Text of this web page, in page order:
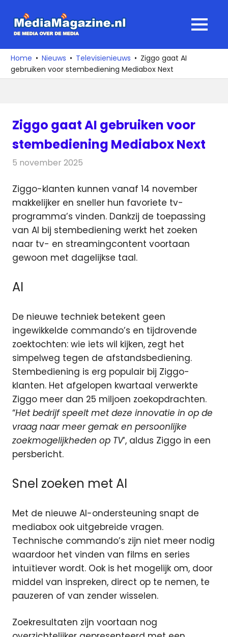
naar
media
over
de
MENU
Home Nieuws Televisienieuws
Ziggo gaat AI
gebruiken voor stembediening Mediabox Next
Ziggo gaat AI gebruiken voor
stembediening Mediabox Next
5 november 2025
Ziggo-klanten kunnen vanaf 14 november
makkelijker en sneller hun favoriete tv-
programma’s vinden. Dankzij de toepassing
van AI bij stembediening werkt het zoeken
naar tv- en streamingcontent voortaan
gewoon met dagelijkse taal.
AI
De nieuwe techniek betekent geen
ingewikkelde commando’s en tijdrovende
zoektochten: wie iets wil kijken, zegt het
simpelweg tegen de afstandsbediening.
Stembediening is erg populair bij Ziggo-
klanten. Het afgelopen kwartaal verwerkte
Ziggo meer dan 25 miljoen zoekopdrachten.
“Het bedrijf speelt met deze innovatie in op de
vraag naar meer gemak en persoonlijke
zoekmogelijkheden op TV‘, aldus Ziggo in een
persbericht.
Snel zoeken met AI
Met de nieuwe AI-ondersteuning snapt de
mediabox ook uitgebreide vragen.
Technische commando’s zijn niet meer nodig
waardoor het vinden van films en series
intuïtiever wordt. Ook is het mogelijk om, door
middel van inspreken, direct op te nemen, te
pauzeren of van zender wisselen.
Zoekresultaten zijn voortaan nog